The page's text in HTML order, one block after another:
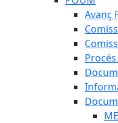
Avanç